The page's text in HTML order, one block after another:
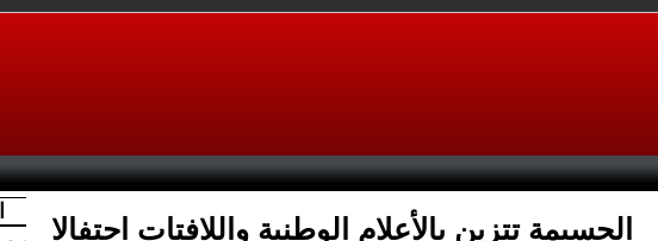
الحسيمة تتزين بالأعلام الوطنية واللافتات احتفالا